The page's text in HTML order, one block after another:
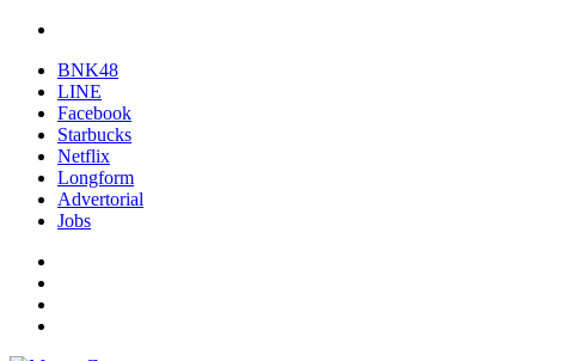
BNK48
LINE
Facebook
Starbucks
Netflix
Longform
Advertorial
Jobs